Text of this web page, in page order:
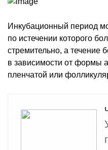
Инкубационный период
по истечении которого
стремительно, а течение
в зависимости от формы
пленчатой или